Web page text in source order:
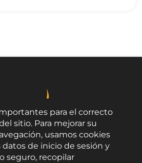
para el correcto
sitio. Para mejorar su
usamos cookies
datos de inicio de sesión y
seguro, recopilar